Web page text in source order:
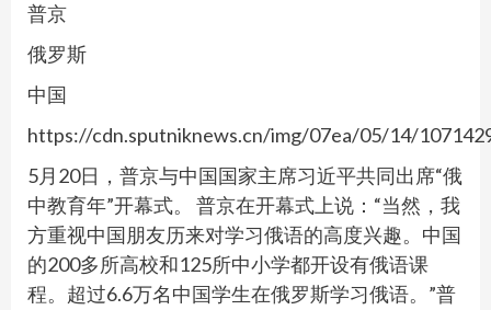
普京
俄罗斯
中国
https://cdn.sputniknews.cn/img/07ea/05/14/
5月20日，普京与中国国家主席习近平共同出席“俄
中教育年”开幕式。 普京在开幕式上说：“当然，我
方重视中国朋友历来对学习俄语的高度兴趣。中国
的200多所高校和125所中小学都开设有俄语课
程。超过6.6万名中国学生在俄罗斯学习俄语。”普